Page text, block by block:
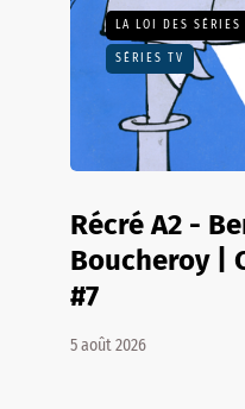
LA LOI DES SÉRIES
SÉRIES TV
Récré A2 -
Boucheroy |
#7
5 août 2026